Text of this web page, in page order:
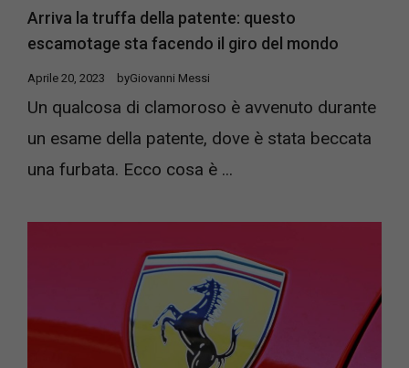
Arriva la truffa della patente: questo
escamotage sta facendo il giro del mondo
Aprile 20, 2023 byGiovanni Messi
Un qualcosa di clamoroso è avvenuto durante
un esame della patente, dove è stata beccata
una furbata. Ecco cosa è ...